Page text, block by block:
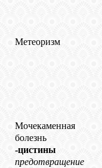
Метеоризм
Мочекаменная
болезнь
-цистины
предотвращение